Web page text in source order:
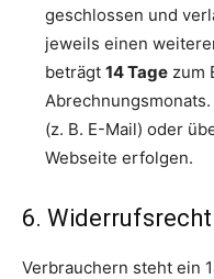
geschlossen und
jeweils einen
beträgt 14 Tage zum
(z. B. E-Mail) oder
Webseite erfolgen.
6.
Verbrauchern steht ein